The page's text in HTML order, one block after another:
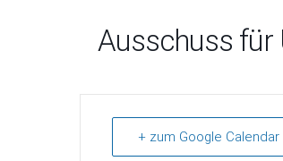
Ausschuss für
+ zum Google